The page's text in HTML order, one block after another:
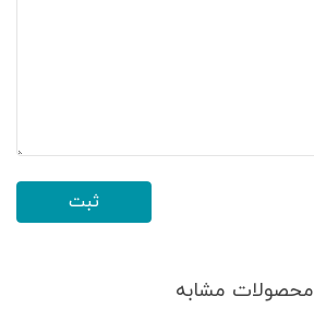
محصولات مشابه